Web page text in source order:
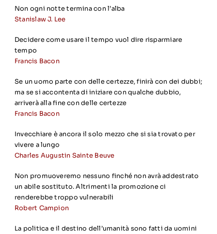
Non ogni notte termina con l’alba
Stanislaw J. Lee
Decidere come usare il tempo vuol dire risparmiare
tempo
Francis Bacon
Se un uomo parte con delle certezze, finirà con dei dubbi;
ma se si accontenta di iniziare con qualche dubbio,
arriverà alla fine con delle certezze
Francis Bacon
Invecchiare è ancora il solo mezzo che si sia trovato per
vivere a lungo
Charles Augustin Sainte Beuve
Non promuoveremo nessuno finché non avrà addestrato
un abile sostituto. Altrimenti la promozione ci
renderebbe troppo vulnerabili
Robert Campion
La politica e il destino dell’umanità sono fatti da uomini